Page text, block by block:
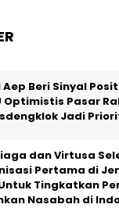
Beri Sinyal
Optimistis Pasar
Jadi
dan Virtusa
Pertama di
Tingkatkan
Nasabah di